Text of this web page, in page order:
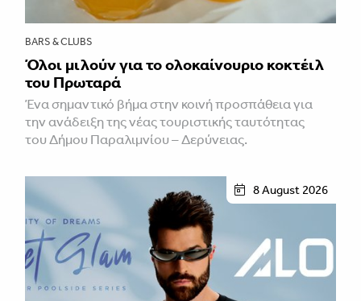
BARS & CLUBS
Όλοι μιλούν για το ολοκαίνουριο κοκτέιλ
του Πρωταρά
Ένα σημαντικό βήμα στην κοινή προσπάθεια για
την ανάδειξη της νέας τουριστικής ταυτότητας
του Δήμου Παραλιμνίου – Δερύνειας.
8 August 2026